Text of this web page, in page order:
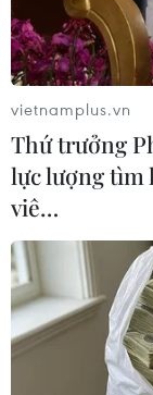
vietnamplus.vn
Thứ trưởng
lực lượng tìm
viê…